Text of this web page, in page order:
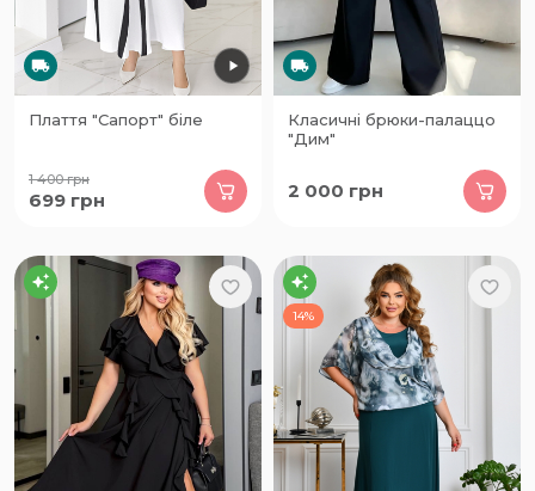
Плаття "Сапорт" біле
1 400грн
699 грн
Класичні брюки-палаццо
"Дим"
2 000 грн
14%